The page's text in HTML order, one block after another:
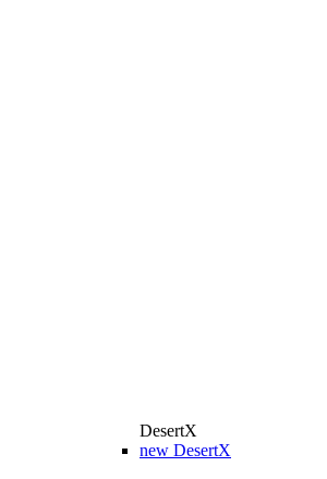
DesertX
new DesertX